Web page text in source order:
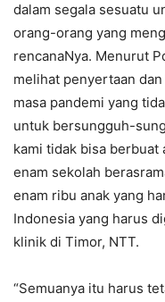
dalam segala sesuatu
orang-orang yang
rencanaNya. Menurut
melihat penyertaan
masa pandemi yang
untuk bersungguh-
kami tidak bisa berbuat
enam sekolah
enam ribu anak yang
Indonesia yang harus
klinik di Timor, NTT.
“Semuanya itu harus